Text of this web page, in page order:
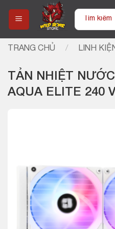
content
Tìm
TRANG CHỦ / LINH
TẢN NHIỆT
AQUA ELITE 240